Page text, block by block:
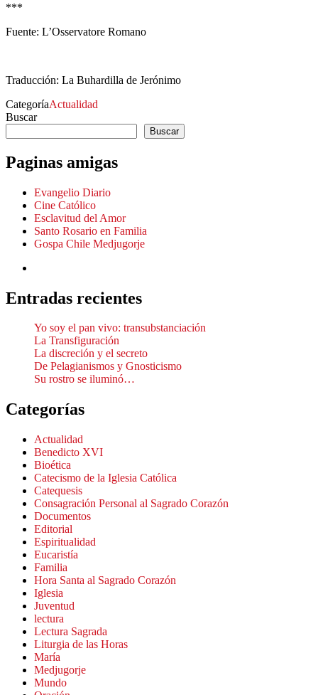
***
Fuente: L’Osservatore Romano
Traducción: La Buhardilla de Jerónimo
CategoríaActualidad
Buscar
Buscar
Paginas amigas
Evangelio Diario
Cine Católico
Esclavitud del Amor
Santo Rosario en Familia
Gospa Chile Medjugorje
Entradas recientes
Yo soy el pan vivo: transubstanciación
La Transfiguración
La discreción y el secreto
De Pelagianismos y Gnosticismo
Su rostro se iluminó…
Categorías
Actualidad
Benedicto XVI
Bioética
Catecismo de la Iglesia Católica
Catequesis
Consagración Personal al Sagrado Corazón
Documentos
Editorial
Espiritualidad
Eucaristía
Familia
Hora Santa al Sagrado Corazón
Iglesia
Juventud
lectura
Lectura Sagrada
Liturgia de las Horas
María
Medjugorje
Mundo